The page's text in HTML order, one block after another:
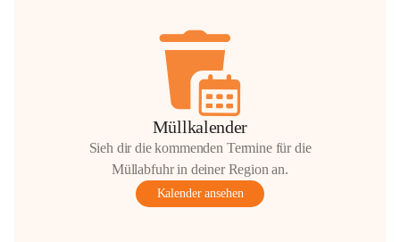
Müllkalender
Sieh dir die kommenden Termine für die
Müllabfuhr in deiner Region an.
Kalender ansehen